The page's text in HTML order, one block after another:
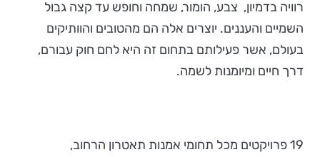
רוויה בדמיון, צבע, הומור, שמחה וחופש עד קצה גבול
השמיים והעננים. יוצרים אלה הם מהטובים והוותיקים
בעולם, אשר פעילותם בתחום זה היא לחם חוק עבורם,
דרך חיים ומיומנות לשמה.
19 פרויקטים מכל תחומי אמנות תאטרון הרחוב,